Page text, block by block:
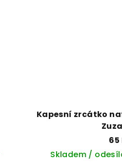
Kapesní zrcátko
65
Skladem /